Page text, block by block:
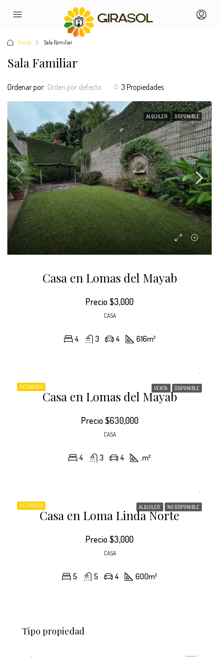
Inicio Sala Familiar
Sala Familiar
3 Propiedades
Ordenar por: Orden por defecto
ALQUILER DISPONIBLE
Casa en Lomas del Mayab
Precio $3,000
CASA
4 3 4 616m²
DESTACADO VENTA DISPONIBLE
Casa en Lomas del Mayab
Precio $630,000
CASA
4 3 4 .m²
DESTACADO ALQUILER NO DISPONIBLE
Casa en Loma Linda Norte
Precio $3,000
CASA
5 5 4 600m²
Tipo propiedad